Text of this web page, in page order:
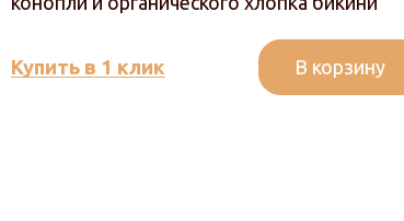
Купить в 1 клик В корзину